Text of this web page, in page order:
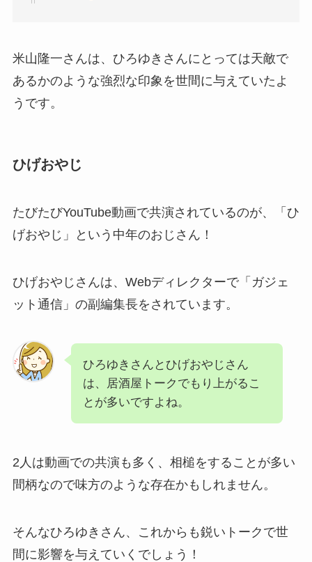
米山隆一さんは、ひろゆきさんにとっては天敵で
あるかのような強烈な印象を世間に与えていたよ
うです。
ひげおやじ
たびたびYouTube動画で共演されているのが、「ひ
げおやじ」という中年のおじさん！
ひげおやじさんは、Webディレクターで「ガジェ
ット通信」の副編集長をされています。
ひろゆきさんとひげおやじさん
は、居酒屋トークでもり上がるこ
とが多いですよね。
2人は動画での共演も多く、相槌をすることが多い
間柄なので味方のような存在かもしれません。
そんなひろゆきさん、これからも鋭いトークで世
間に影響を与えていくでしょう！